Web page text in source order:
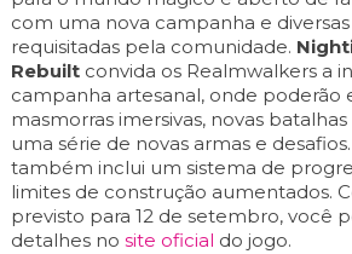
com uma nova campanha e
requisitadas pela comunidade.
Rebuiltconvida os Realmwalkers a
campanha artesanal, onde poderão
masmorras imersivas, novas
uma série de novas armas e
também inclui um sistema de
limites de construção aumentados.
previsto para 12 de setembro, você
detalhes no site oficial do jogo.